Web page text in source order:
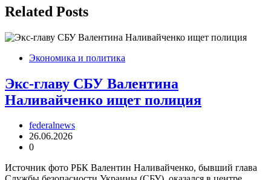
Related Posts
Экономика и политика
Экс-главу СБУ Валентина
Наливайченко ищет полиция
federalnews
26.06.2026
0
Источник фото РБК Валентин Наливайченко, бывший глава